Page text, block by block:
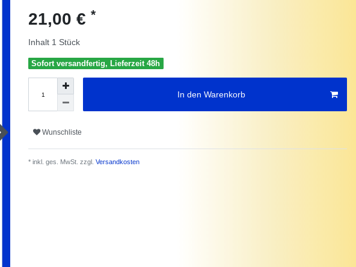
21,00 € *
Inhalt 1 Stück
Sofort versandfertig, Lieferzeit 48h
In den Warenkorb
Wunschliste
* inkl. ges. MwSt. zzgl. Versandkosten